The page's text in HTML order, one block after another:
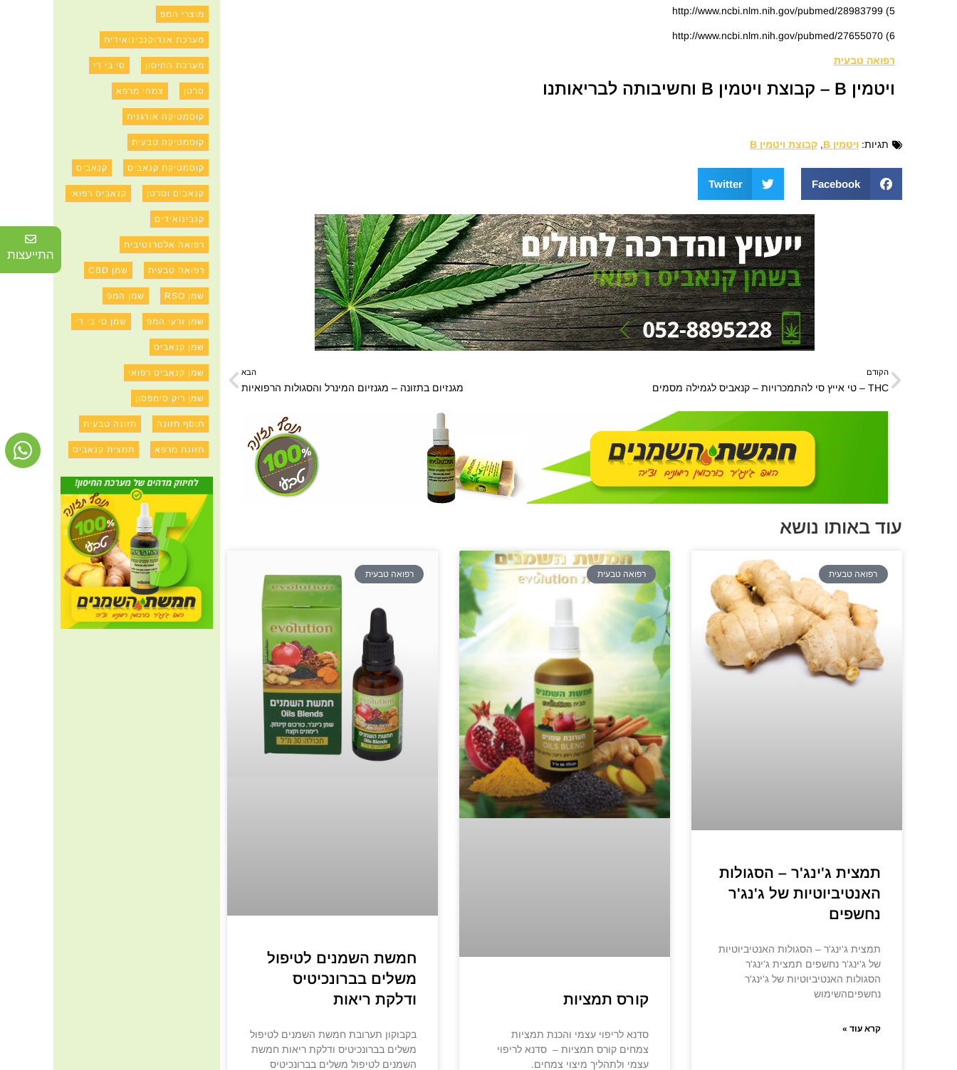
5) http://www.ncbi.nlm.nih.gov/pubmed/28983799
6) http://www.ncbi.nlm.nih.gov/pubmed/27655070
רפואה טבעית
ויטמין B – קבוצת ויטמין B וחשיבותה לבריאותנו
תגיות: ויטמין B ,קבוצת ויטמין B
Facebook
Twitter
הקודם
THC – טי אייץ סי להתמכרויות – קנאביס לגמילה מסמים
הבא
מגנזיום בתזונה – מגנזיום המינרל והסגולות הרפואיות
עוד באותו נושא
רפואה טבעית
תמצית ג'ינג'ר – הסגולות
האנטיביוטיות של ג'נג'ר
נחשפים
תמצית ג'ינג'ר – הסגולות האנטיביוטיות
של ג'ינג'ר נחשפים תמצית ג'ינג'ר
הסגולות האנטיביוטיות של ג'ינג'ר
נחשפיםהשימוש
קרא עוד »
רפואה טבעית
קורס תמציות
סדנא לריפוי עצמי והכנת תמציות
צמחים קורס תמציות – סדנא לריפוי
עצמי ולתהליך מיצוי צמחים.
רפואה טבעית
חמשת השמנים לטיפול
משלים בברונכיטיס
ודלקת ריאות
בקבוקון תערובת חמשת השמנים לטיפול
משלים בברונכיטיס ודלקת ריאות חמשת
השמנים לטיפול משלים בברונכיטיס
מוצרי המפ
מערכת אנדוקנבינואידית
מערכת החיסון סי בי די
סרטן צמחי מרפא
קוסמטיקה אורגנית
קוסמטיקה טבעית
קוסמטיקת קנאביס קנאביס
קנאביס וסרטן קנאביס רפואי
קנבינואידים
רפואה אלטרנטיבית
רפואה טבעית שמן CBD
שמן RSO שמן המפ
שמן זרעי המפ שמן סי בי די
שמן קנאביס
שמן קנאביס רפואי
שמן ריק סימפסון
תוסף תזונה תזונה טבעית
תזונת מרפא תמצית קנאביס
התייעצות